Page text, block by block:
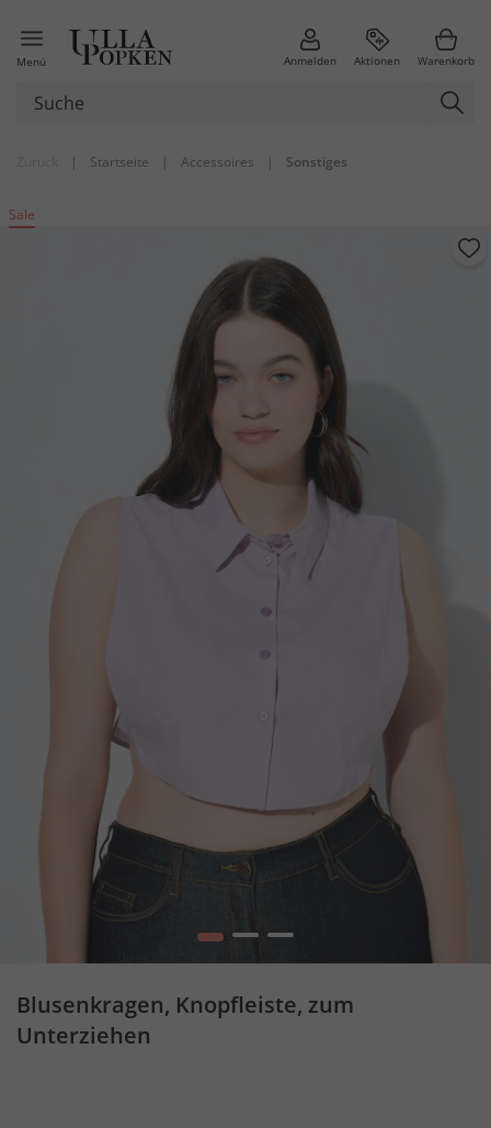
Menü Anmelden Aktionen Warenkorb
| Startseite | Accessoires | Sonstiges
Sale
1 2 3
Blusenkragen, Knopfleiste, zum
Unterziehen